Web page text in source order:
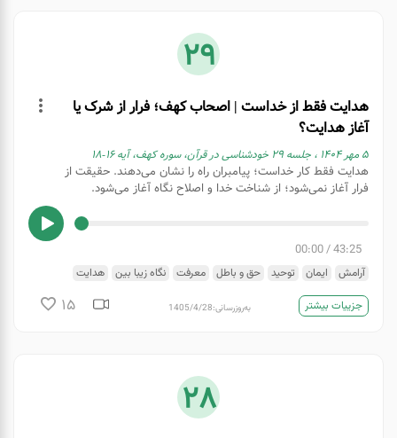
29
هدایت فقط از خداست | اصحاب کهف؛ فرار از شرک یا
آغاز هدایت؟
۵ مهر ۱۴۰۴ ، جلسه ۲۹ خودشناسی در قرآن، سوره کهف، آیه ۱۶-۱۸
هدایت فقط کار خداست؛ پیامبران راه را نشان می‌دهند. حقیقت از
فرار آغاز نمی‌شود؛ از شناخت خدا و اصلاح نگاه آغاز می‌شود.
43:25
/
00:00
آرامش ایمان توحید حق و باطل معرفت نگاه زیبا بین هدایت
جزییات بیشتر به‌روزرسانی:1405/4/28
15
28